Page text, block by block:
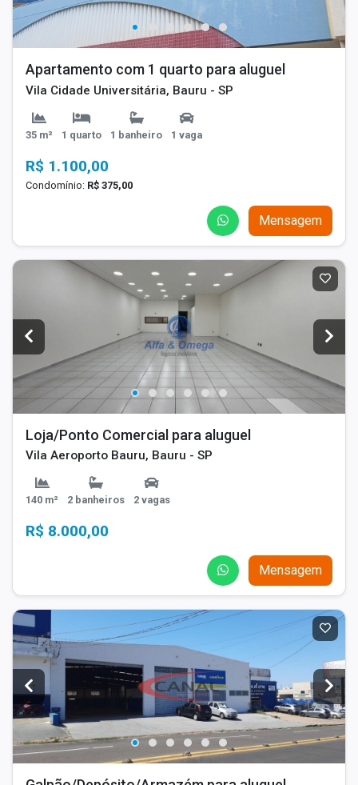
Apartamento com 1 quarto para aluguel
Vila Cidade Universitária, Bauru - SP
35 m² 1 quarto 1 banheiro 1 vaga
R$ 1.100,00
Condomínio: R$ 375,00
Mensagem
Loja/Ponto Comercial para aluguel
Vila Aeroporto Bauru, Bauru - SP
140 m² 2 banheiros 2 vagas
R$ 8.000,00
Mensagem